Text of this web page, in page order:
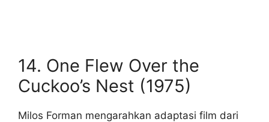
14. One Flew Over the
Cuckoo’s Nest (1975)
Milos Forman mengarahkan adaptasi film dari